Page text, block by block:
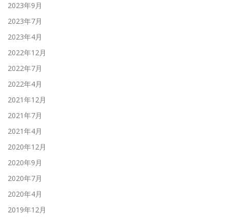
2023年9月
2023年7月
2023年4月
2022年12月
2022年7月
2022年4月
2021年12月
2021年7月
2021年4月
2020年12月
2020年9月
2020年7月
2020年4月
2019年12月